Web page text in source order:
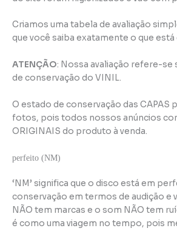
Criamos uma tabela de avaliação
que você saiba exatamente o que
ATENÇÃO: Nossa avaliação refere-
de conservação do VINIL.
O estado de conservação das CAPAS
fotos, pois todos nossos anúncios
ORIGINAIS do produto à venda.
perfeito (NM)
‘NM’ significa que o disco está em
conservação em termos de audição e
NÃO tem marcas e o som NÃO tem
é como uma viagem no tempo, pois